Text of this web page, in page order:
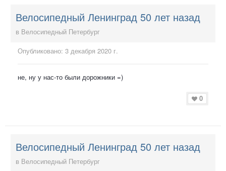
Велосипедный Ленинград 50 лет назад
в Велосипедный Петербург
Опубликовано: 3 декабря 2020 г.
не, ну у нас-то были дорожники =)
0
Велосипедный Ленинград 50 лет назад
в Велосипедный Петербург